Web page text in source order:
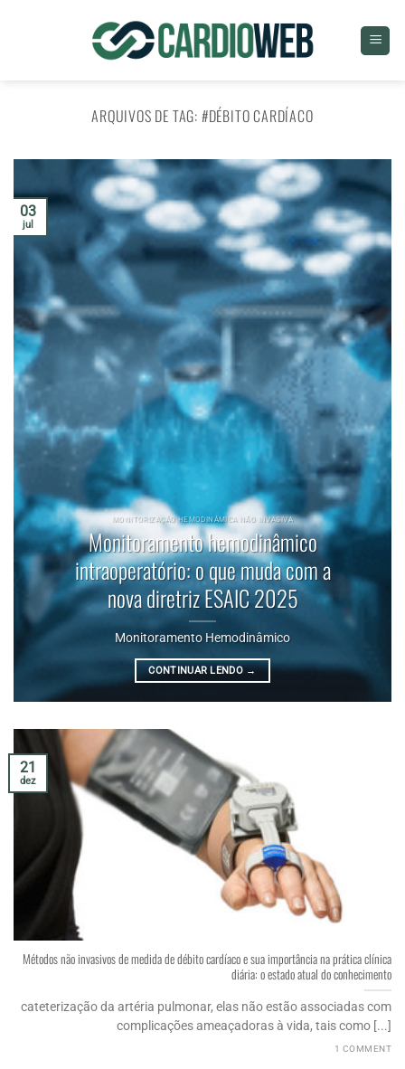
ARQUIVOS DE TAG: #DÉBITO CARDÍACO
MONITORIZAÇÃO HEMODINÂMICA NÃO INVASIVA
Monitoramento hemodinâmico
intraoperatório: o que muda com a
nova diretriz ESAIC 2025
Monitoramento Hemodinâmico
CONTINUAR LENDO →
03
jul
Métodos não invasivos de medida de débito cardíaco e sua importância na prática clínica
diária: o estado atual do conhecimento
cateterização da artéria pulmonar, elas não estão associadas com
complicações ameaçadoras à vida, tais como [...]
1 COMMENT
21
dez